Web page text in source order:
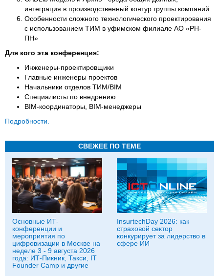
интеграция в производственный контур группы компаний
Особенности сложного технологического проектирования
с использованием ТИМ в уфимском филиале АО «РН-
ПН»
Для кого эта конференция:
Инженеры-проектировщики
Главные инженеры проектов
Начальники отделов ТИМ/BIM
Специалисты по внедрению
BIM-координаторы, BIM-менеджеры
Подробности.
СВЕЖЕЕ ПО ТЕМЕ
Основные ИТ-
конференции и
мероприятия по
цифровизации в Москве на
неделе 3 - 9 августа 2026
года: ИТ-Пикник, Такси, IT
Founder Camp и другие
InsurtechDay 2026: как
страховой сектор
конкурирует за лидерство в
сфере ИИ